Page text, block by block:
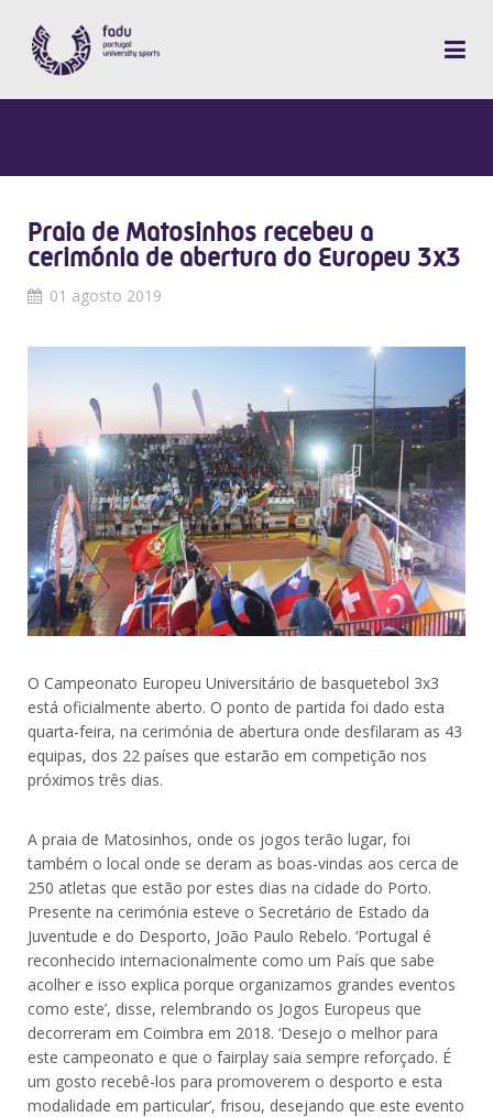
Praia de Matosinhos recebeu a
cerimónia de abertura do Europeu 3x3
01 agosto 2019
O Campeonato Europeu Universitário de basquetebol 3x3
está oficialmente aberto. O ponto de partida foi dado esta
quarta-feira, na cerimónia de abertura onde desfilaram as 43
equipas, dos 22 países que estarão em competição nos
próximos três dias.
A praia de Matosinhos, onde os jogos terão lugar, foi
também o local onde se deram as boas-vindas aos cerca de
250 atletas que estão por estes dias na cidade do Porto.
Presente na cerimónia esteve o Secretário de Estado da
Juventude e do Desporto, João Paulo Rebelo. ‘Portugal é
reconhecido internacionalmente como um País que sabe
acolher e isso explica porque organizamos grandes eventos
como este’, disse, relembrando os Jogos Europeus que
decorreram em Coimbra em 2018. ‘Desejo o melhor para
este campeonato e que o fairplay saia sempre reforçado. É
um gosto recebê-los para promoverem o desporto e esta
modalidade em particular’, frisou, desejando que este evento